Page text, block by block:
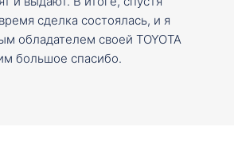
сделка состоялась, и я
обладателем своей TOYOTA
большое спасибо.